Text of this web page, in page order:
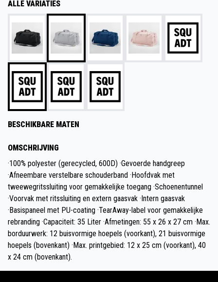
ALLE VARIATIES
BESCHIKBARE MATEN
OMSCHRIJVING
·100% polyester (gerecycled, 600D) ·Gevoerde handgreep
·Afneembare verstelbare schouderband ·Hoofdvak met
tweewegritssluiting voor gemakkelijke toegang ·Schoenentunnel
·Voorvak met ritssluiting en extern gaasvak ·Intern gaasvak
·Basispaneel met PU-coating ·TearAway-label voor gemakkelijke
rebranding ·Capaciteit: 35 Liter ·Afmetingen: 55 x 26 x 27 cm ·Max.
borduurwerk: 12 buisvormige hoepels (voorkant), 21 buisvormige
hoepels (bovenkant) ·Max. printgebied: 12 x 25 cm (voorkant), 40
x 24 cm (bovenkant).